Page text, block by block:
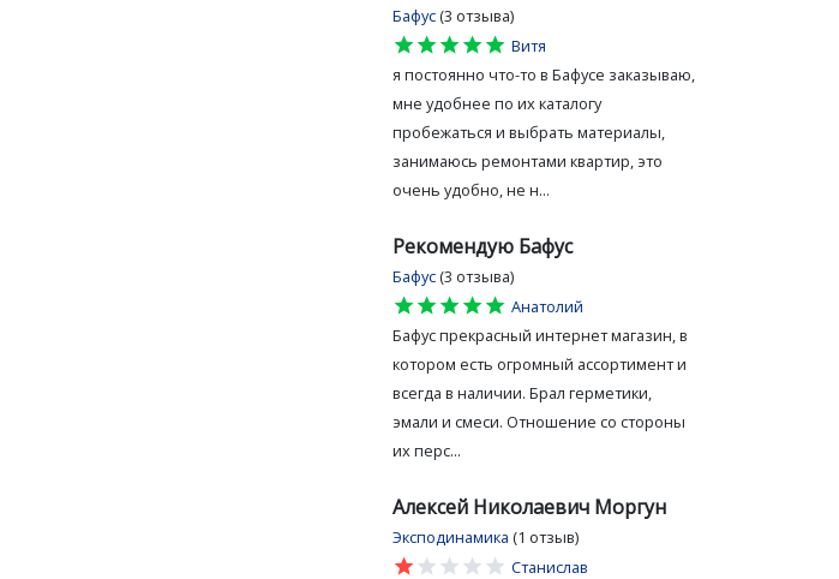
Бафус (3 отзыва)
star
star
star
star
star
Витя
я постоянно что-то в Бафусе заказываю,
мне удобнее по их каталогу
пробежаться и выбрать материалы,
занимаюсь ремонтами квартир, это
очень удобно, не н...
Рекомендую Бафус
Бафус (3 отзыва)
star
star
star
star
star
Анатолий
Бафус прекрасный интернет магазин, в
котором есть огромный ассортимент и
всегда в наличии. Брал герметики,
эмали и смеси. Отношение со стороны
их перс...
Алексей Николаевич Моргун
Эксподинамика (1 отзыв)
star
star
star
star
star
Станислав